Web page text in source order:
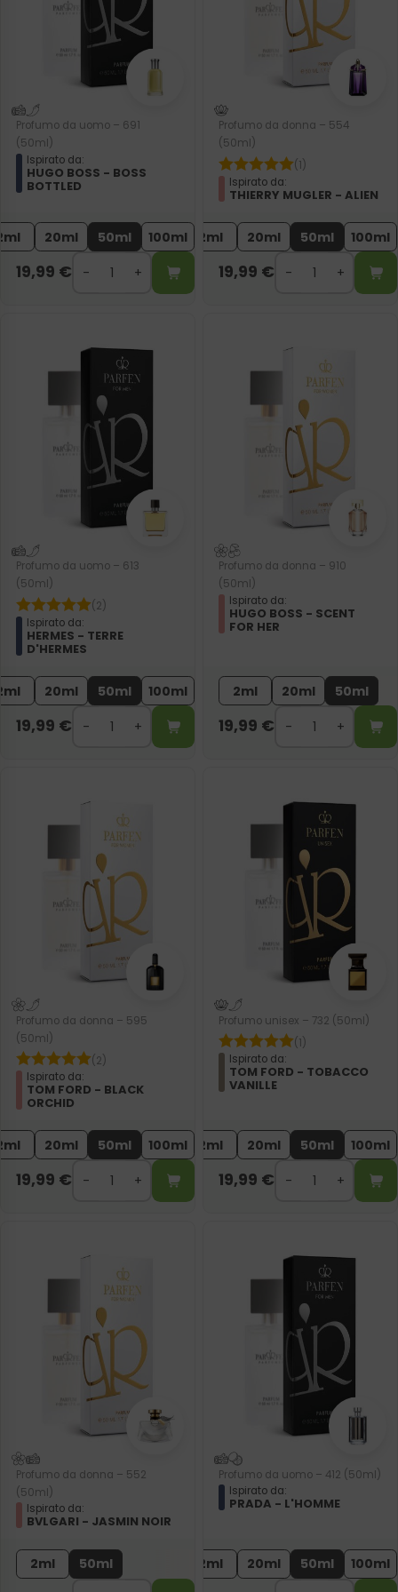
Profumo da uomo – 691
(50ml)
Ispirato da:
HUGO BOSS - BOSS
BOTTLED
20ml 50ml 100ml
19,99 €
Profumo da donna – 554
(50ml)
(1)
Ispirato da:
THIERRY MUGLER - ALIEN
2ml 20ml 50ml 100ml
19,99 €
Profumo da uomo – 613
(50ml)
(2)
Ispirato da:
HERMES - TERRE
D'HERMES
20ml 50ml 100ml
19,99 €
Profumo da donna – 910
(50ml)
Ispirato da:
HUGO BOSS - SCENT
FOR HER
2ml 20ml 50ml
19,99 €
Profumo da donna – 595
(50ml)
(2)
Ispirato da:
TOM FORD - BLACK
ORCHID
20ml 50ml 100ml
19,99 €
Profumo unisex – 732 (50ml)
(1)
Ispirato da:
TOM FORD - TOBACCO
VANILLE
2ml 20ml 50ml 100ml
19,99 €
Profumo da donna – 552
(50ml)
Ispirato da:
BVLGARI - JASMIN NOIR
2ml 50ml
Profumo da uomo – 412 (50ml)
Ispirato da:
PRADA - L'HOMME
2ml 20ml 50ml 100ml